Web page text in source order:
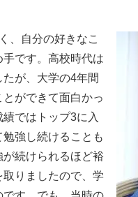
、自分の好きなこ
です。高校時代は
が、大学の4年間
ができて面白かっ
ではトップ3に入
強し続けることも
続けられるほど裕
りましたので、学